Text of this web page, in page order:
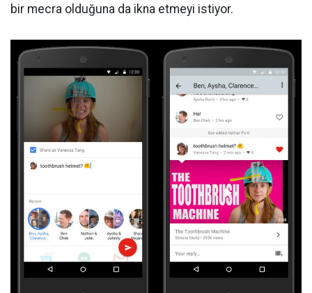
bir mecra olduğuna da ikna etmeyi istiyor.